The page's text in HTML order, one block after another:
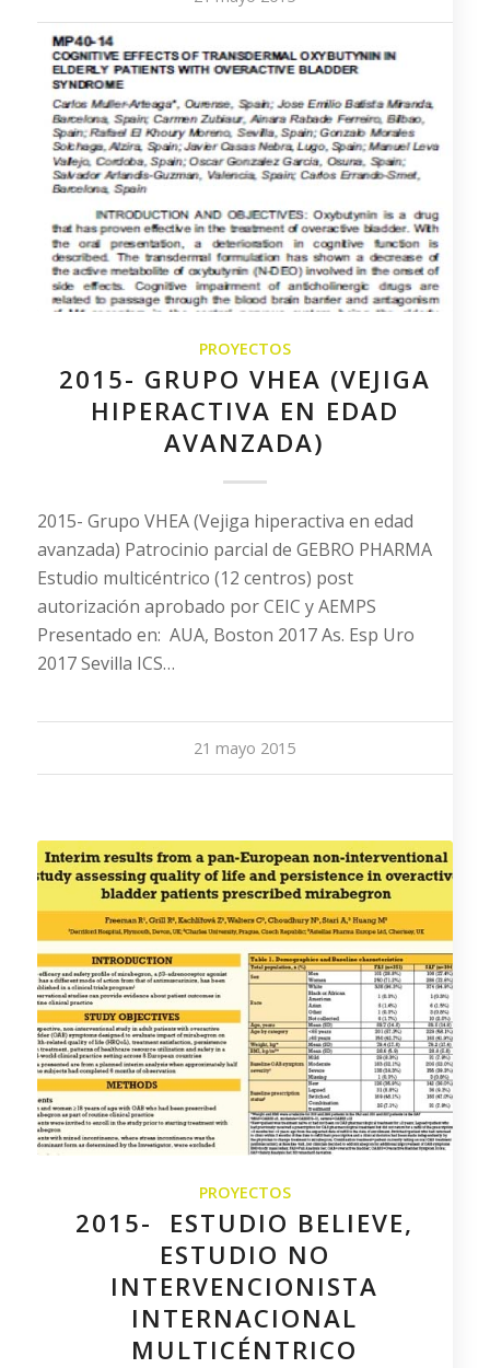
PROYECTOS
2015- GRUPO VHEA (VEJIGA
HIPERACTIVA EN EDAD
AVANZADA)
2015- Grupo VHEA (Vejiga hiperactiva en edad
avanzada) Patrocinio parcial de GEBRO PHARMA
Estudio multicéntrico (12 centros) post
autorización aprobado por CEIC y AEMPS
Presentado en: AUA, Boston 2017 As. Esp Uro
2017 Sevilla ICS…
21 mayo 2015
PROYECTOS
2015- ESTUDIO BELIEVE,
ESTUDIO NO
INTERVENCIONISTA
INTERNACIONAL
MULTICÉNTRICO